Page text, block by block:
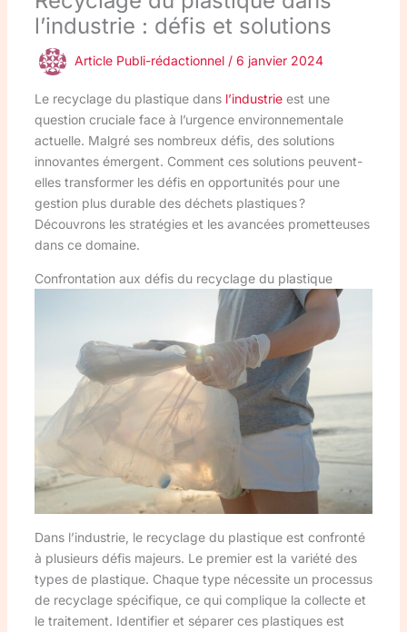
l’industrie : défis et solutions
Article Publi-rédactionnel / 6 janvier 2024
Le recyclage du plastique dans l’industrieest une
question cruciale face à l’urgence environnementale
actuelle. Malgré ses nombreux défis, des solutions
innovantes émergent. Comment ces solutions peuvent-
elles transformer les défis en opportunités pour une
gestion plus durable des déchets plastiques ?
Découvrons les stratégies et les avancées prometteuses
dans ce domaine.
Confrontation aux défis du recyclage du plastique
Dans l’industrie, le recyclage du plastique est confronté
à plusieurs défis majeurs. Le premier est la variété des
types de plastique. Chaque type nécessite un processus
de recyclage spécifique, ce qui complique la collecte et
le traitement. Identifier et séparer ces plastiques est